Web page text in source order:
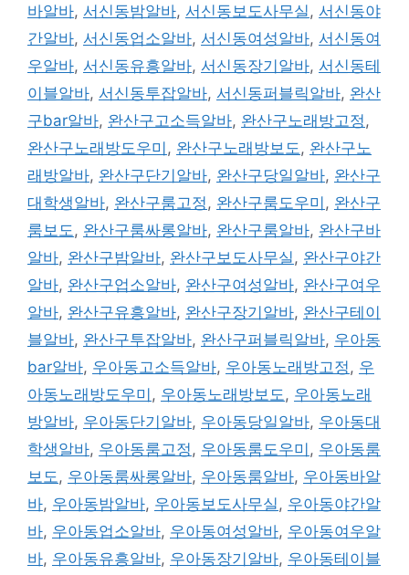
바알바, 서신동밤알바, 서신동보도사무실 , 서신동야
간알바, 서신동업소알바, 서신동여성알바, 서신동여
우알바, 서신동유흥알바, 서신동장기알바, 서신동테
이블알바, 서신동투잡알바, 서신동퍼블릭알바, 완산
구bar알바, 완산구고소득알바, 완산구노래방고정 ,
완산구노래방도우미 , 완산구노래방보도 , 완산구노
래방알바, 완산구단기알바, 완산구당일알바, 완산구
대학생알바, 완산구룸고정 , 완산구룸도우미 , 완산구
룸보도 , 완산구룸싸롱알바, 완산구룸알바, 완산구바
알바, 완산구밤알바, 완산구보도사무실 , 완산구야간
알바, 완산구업소알바, 완산구여성알바, 완산구여우
알바, 완산구유흥알바, 완산구장기알바, 완산구테이
블알바, 완산구투잡알바, 완산구퍼블릭알바, 우아동
bar알바, 우아동고소득알바, 우아동노래방고정 , 우
아동노래방도우미 , 우아동노래방보도 , 우아동노래
방알바, 우아동단기알바, 우아동당일알바, 우아동대
학생알바, 우아동룸고정 , 우아동룸도우미 , 우아동룸
보도 , 우아동룸싸롱알바, 우아동룸알바, 우아동바알
바, 우아동밤알바, 우아동보도사무실 , 우아동야간알
바, 우아동업소알바, 우아동여성알바, 우아동여우알
바, 우아동유흥알바, 우아동장기알바, 우아동테이블